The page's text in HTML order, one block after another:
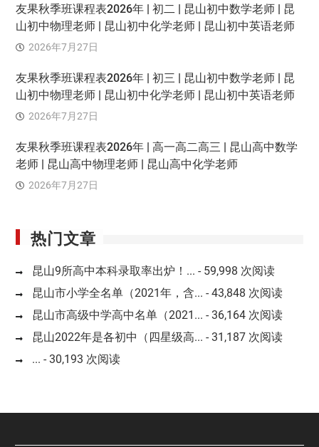
友果秋季班课程表2026年 | 初二 | 昆山初中数学老师 | 昆
山初中物理老师 | 昆山初中化学老师 | 昆山初中英语老师
2026年7月27日
友果秋季班课程表2026年 | 初三 | 昆山初中数学老师 | 昆
山初中物理老师 | 昆山初中化学老师 | 昆山初中英语老师
2026年7月27日
友果秋季班课程表2026年 | 高一高二高三 | 昆山高中数学
老师 | 昆山高中物理老师 | 昆山高中化学老师
2026年7月27日
热门文章
昆山9所高中本科录取率出炉！... - 59,998 次阅读
昆山市小学全名单（2021年，含... - 43,848 次阅读
昆山市高级中学高中名单（2021... - 36,164 次阅读
昆山2022年是各初中（四星级高... - 31,187 次阅读
... - 30,193 次阅读